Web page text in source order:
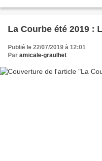
La Courbe été 2019 :
Publié le 22/07/2019 à 12:01
Par amicale-graulhet